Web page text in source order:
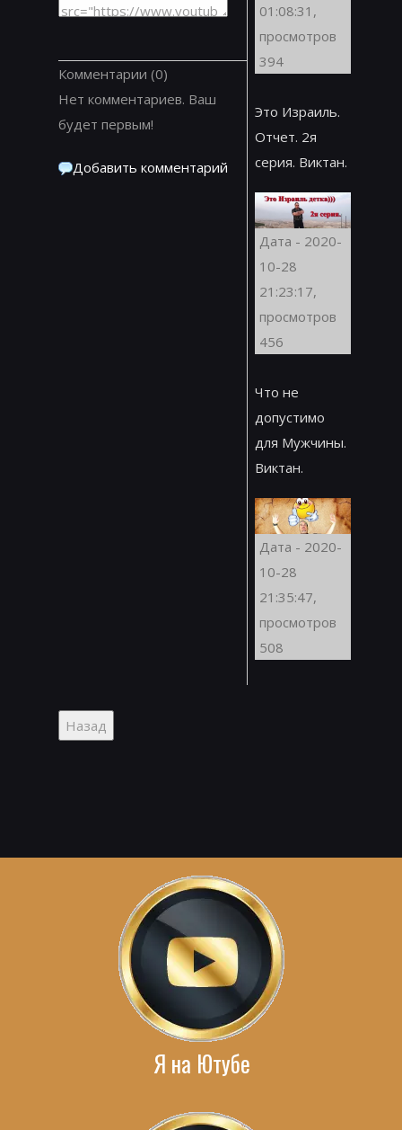
Комментарии (0)
Нет комментариев. Ваш
будет первым!
Добавить комментарий
01:08:31,
просмотров
394
Это Израиль.
Отчет. 2я
серия. Виктан.
Дата - 2020-
10-28
21:23:17,
просмотров
456
Что не
допустимо
для Мужчины.
Виктан.
Дата - 2020-
10-28
21:35:47,
просмотров
508
Я на Ютубе